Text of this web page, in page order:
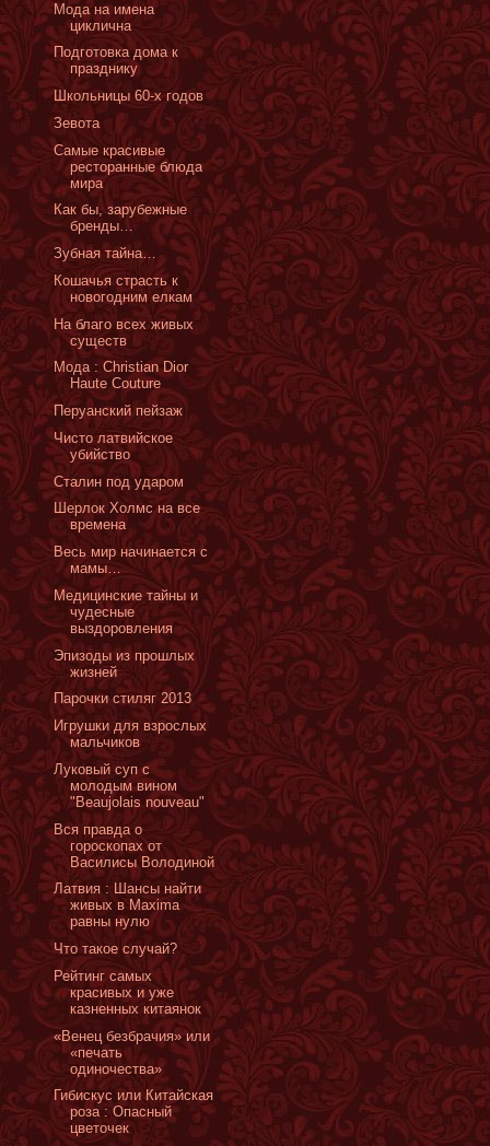
Мода на имена
циклична
Подготовка дома к
празднику
Школьницы 60-х годов
Зевота
Самые красивые
ресторанные блюда
мира
Как бы, зарубежные
бренды…
Зубная тайна…
Кошачья страсть к
новогодним елкам
На благо всех живых
существ
Мода : Christian Dior
Haute Couture
Перуанский пейзаж
Чисто латвийское
убийство
Сталин под ударом
Шерлок Холмс на все
времена
Весь мир начинается с
мамы…
Медицинские тайны и
чудесные
выздоровления
Эпизоды из прошлых
жизней
Парочки стиляг 2013
Игрушки для взрослых
мальчиков
Луковый суп с
молодым вином
"Beaujolais nouveau"
Вся правда о
гороскопах от
Василисы Володиной
Латвия : Шансы найти
живых в Maxima
равны нулю
Что такое случай?
Рейтинг самых
красивых и уже
казненных китаянок
«Венец безбрачия» или
«печать
одиночества»
Гибискус или Китайская
роза : Опасный
цветочек